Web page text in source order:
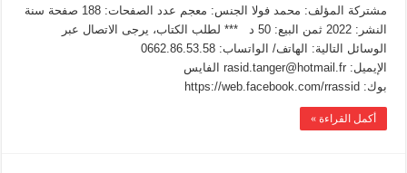
مشتركة المؤلف: محمد فولا الجنس: معجم عدد الصفحات: 188 صفحة سنة
النشر: 2022 ثمن البيع: 50 د *** لطلب الكتاب، يرجى الاتصال عبر
الوسائل التالية: الهاتف/ الواتساب: 0662.86.53.58
الإيميل: rasid.tanger@hotmail.fr الفايس
بوك: https://web.facebook.com/rrassid
أكمل القراءة »